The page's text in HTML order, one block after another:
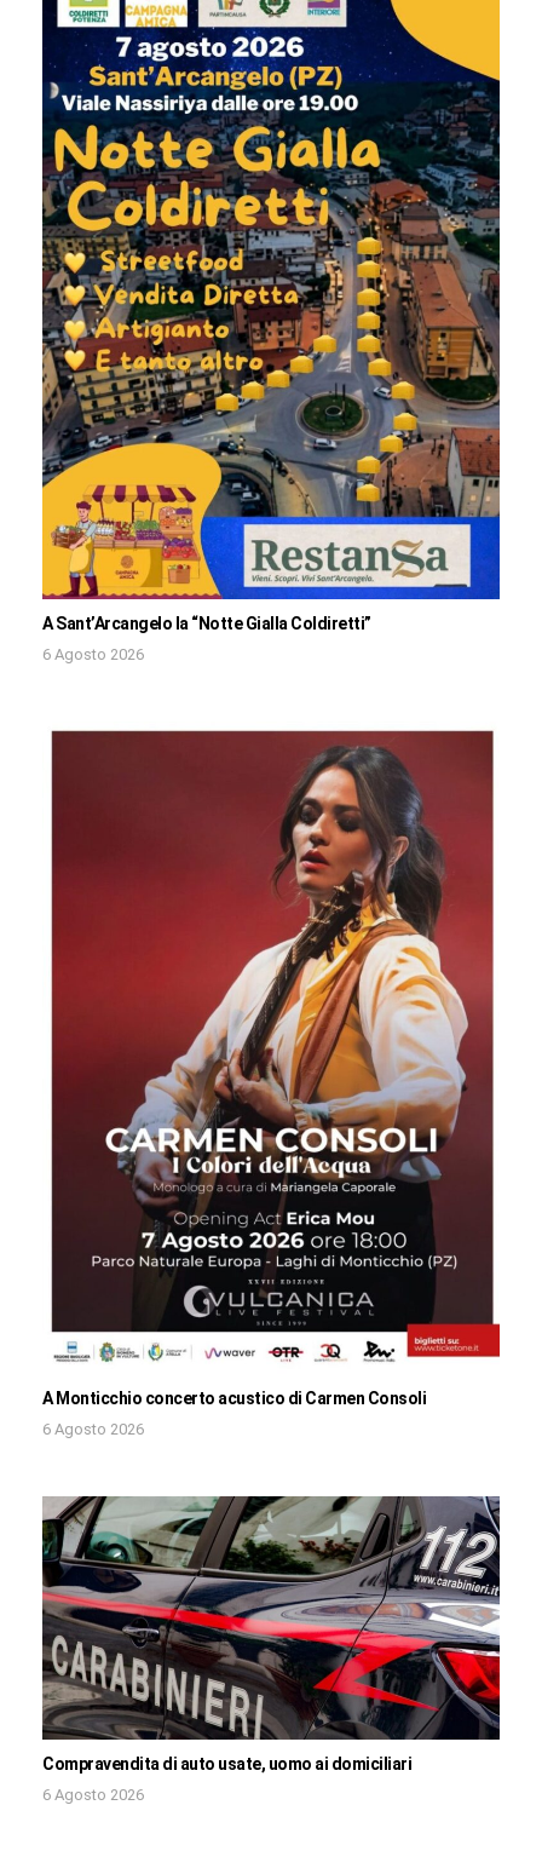
A Sant’Arcangelo la “Notte Gialla Coldiretti”
6 Agosto 2026
A Monticchio concerto acustico di Carmen Consoli
6 Agosto 2026
Compravendita di auto usate, uomo ai domiciliari
6 Agosto 2026